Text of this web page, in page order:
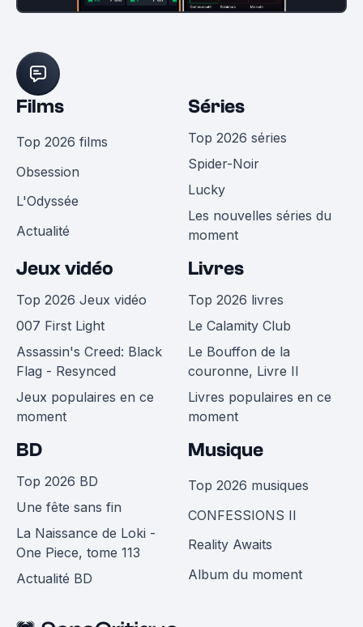
Films
Top 2026 films
Obsession
L'Odyssée
Actualité
Séries
Top 2026 séries
Spider-Noir
Lucky
Les nouvelles séries du
moment
Jeux vidéo
Top 2026 Jeux vidéo
007 First Light
Assassin's Creed: Black
Flag - Resynced
Jeux populaires en ce
moment
Livres
Top 2026 livres
Le Calamity Club
Le Bouffon de la
couronne, Livre II
Livres populaires en ce
moment
BD
Top 2026 BD
Une fête sans fin
La Naissance de Loki -
One Piece, tome 113
Actualité BD
Musique
Top 2026 musiques
CONFESSIONS II
Reality Awaits
Album du moment